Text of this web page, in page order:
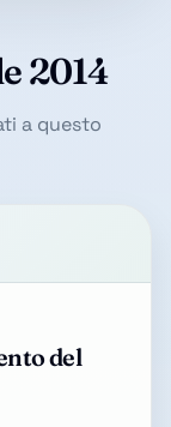
2014
a questo
del